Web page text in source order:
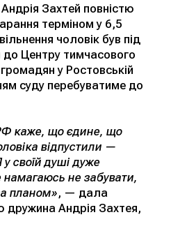
Захтей повністю
терміном у 6,5
чоловік був під
Центру тимчасового
у Ростовській
суду перебуватиме до
каже, що єдине, що
відпустили —
у своїй душі дуже
не забувати,
планом», — дала
Андрія Захтея,